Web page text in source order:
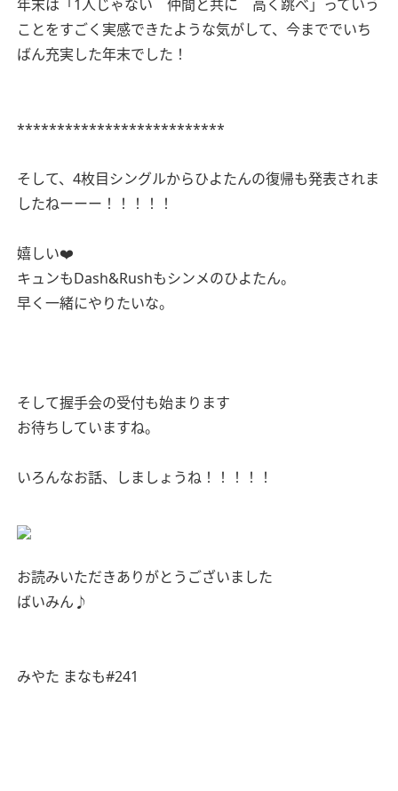
年末は「1人じゃない 仲間と共に 高く跳べ」っていう
ことをすごく実感できたような気がして、今まででいち
ばん充実した年末でした！
**************************
そして、4枚目シングルからひよたんの復帰も発表されま
したねーーー！！！！！
嬉しい❤️
キュンもDash&Rushもシンメのひよたん。
早く一緒にやりたいな。
そして握手会の受付も始まります
お待ちしていますね。
いろんなお話、しましょうね！！！！！
お読みいただきありがとうございました
ばいみん♪
みやた まなも#241